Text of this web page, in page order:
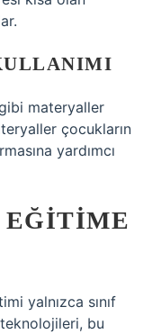
materyaller
çocukların
yardımcı
yalnızca sınıf
teknolojileri, bu